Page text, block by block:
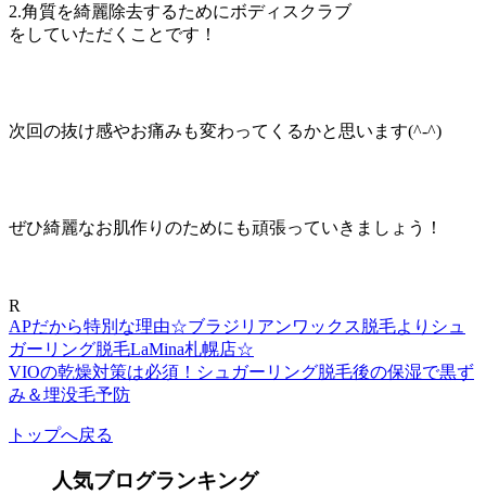
2.角質を綺麗除去するためにボディスクラブ
をしていただくことです！
次回の抜け感やお痛みも変わってくるかと思います(^-^)
ぜひ綺麗なお肌作りのためにも頑張っていきましょう！
R
APだから特別な理由☆ブラジリアンワックス脱毛よりシュ
ガーリング脱毛LaMina札幌店☆
VIOの乾燥対策は必須！シュガーリング脱毛後の保湿で黒ず
み＆埋没毛予防
トップへ戻る
人気ブログランキング